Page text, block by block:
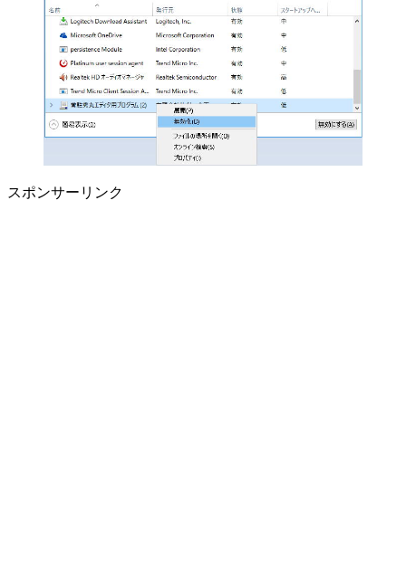
スポンサーリンク